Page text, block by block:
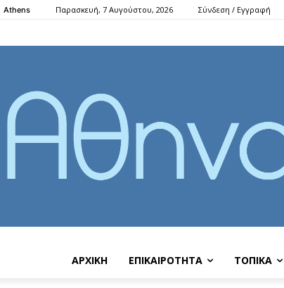
Athens Παρασκευή, 7 Αυγούστου, 2026 Σύνδεση / Εγγραφή
ΑΡΧΙΚΗ ΕΠΙΚΑΙΡΟΤΗΤΑ ΤΟΠΙΚΑ